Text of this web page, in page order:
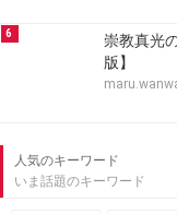
6
崇教真光
版】
人気のキーワード
いま話題のキーワード